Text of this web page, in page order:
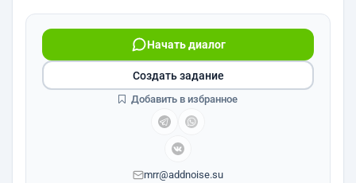
Начать диалог
mrr@addnoise.su
Создать задание
Добавить в избранное